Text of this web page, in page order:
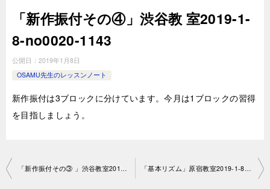
「新作振付その④」渋谷教 室2019-1-
8-no0020-1143
公開日： 2019年1月8日
OSAMU先生のレッスンノート
新作振付は3ブロックに分けています。今月は1ブロックの習得
を目指しましょう。
投